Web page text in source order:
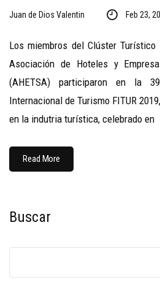
Juan de Dios Valentin Feb 23,
Los miembros del Clúster
Asociación de Hoteles y
(AHETSA) participaron en la
Internacional de Turismo FITUR
en la indutria turística, celebrado en
Read More
Buscar